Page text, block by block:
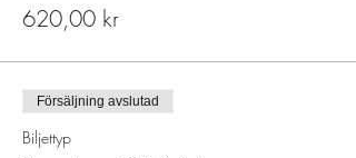
620,00 kr
Försäljning avslutad
Biljettyp